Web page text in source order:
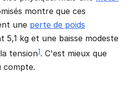
montre que ces
une perte de poids
5,1 kg et une baisse modeste
tension1. C'est mieux que
compte.